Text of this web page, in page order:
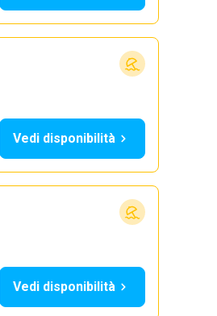
Vedi disponibilità
Vedi disponibilità